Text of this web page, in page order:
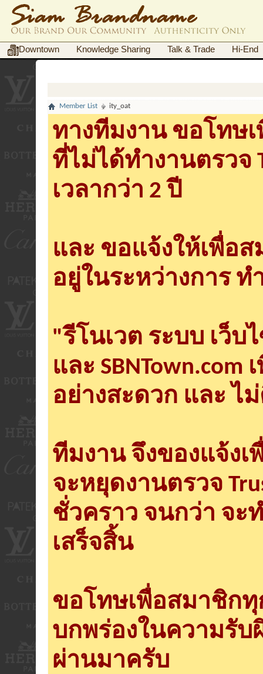
Downtown Knowledge Sharing Talk & Trade Hi-End
Member List ity_oat
ทางทีมงาน ขอโทษ
ที่ไม่ได้ทำงานตรวจ
เวลากว่า 2 ปี
และ ขอแจ้งให้เพื่อ
อยู่ในระหว่างการ ท
"รีโนเวต ระบบ เว็บ
และ
อย่างสะดวก และ ไ
ทีมงาน จึงของแจ้ง
จะหยุดงานตรวจ
ชั่วคราว จนกว่า จะ
เสร็จสิ้น
ขอโทษเพื่อสมาชิก
บกพร่องในความรั
ผ่านมาครับ